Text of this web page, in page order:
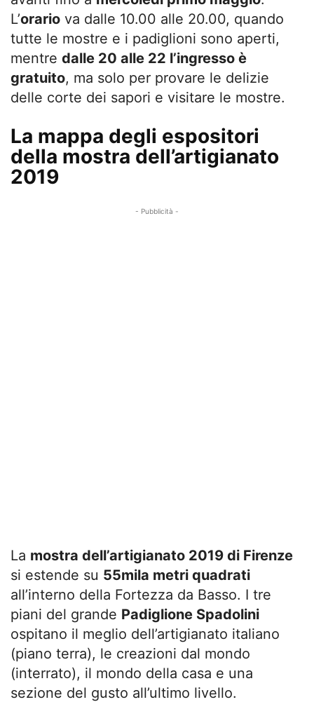
L’orario va dalle 10.00 alle 20.00, quando
tutte le mostre e i padiglioni sono aperti,
mentre dalle 20 alle 22 l’ingresso è
gratuito, ma solo per provare le delizie
delle corte dei sapori e visitare le mostre.
La mappa degli espositori
della mostra dell’artigianato
2019
- Pubblicità -
La mostra dell’artigianato 2019 di Firenze
si estende su 55mila metri quadrati
all’interno della Fortezza da Basso. I tre
piani del grande Padiglione Spadolini
ospitano il meglio dell’artigianato italiano
(piano terra), le creazioni dal mondo
(interrato), il mondo della casa e una
sezione del gusto all’ultimo livello.